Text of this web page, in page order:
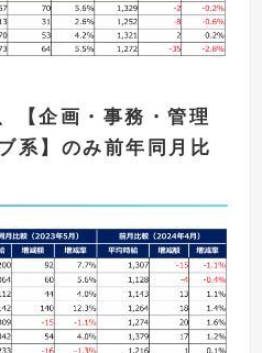
【企画・事務・管理
系】のみ前年同月比